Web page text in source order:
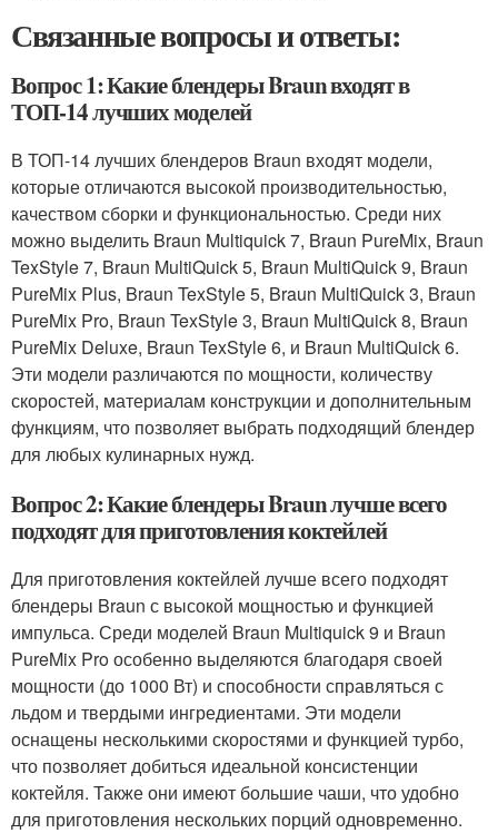
Связанные вопросы и ответы:
Вопрос 1: Какие блендеры Braun входят в
ТОП-14 лучших моделей
В ТОП-14 лучших блендеров Braun входят модели,
которые отличаются высокой производительностью,
качеством сборки и функциональностью. Среди них
можно выделить Braun Multiquick 7, Braun PureMix, Braun
TexStyle 7, Braun MultiQuick 5, Braun MultiQuick 9, Braun
PureMix Plus, Braun TexStyle 5, Braun MultiQuick 3, Braun
PureMix Pro, Braun TexStyle 3, Braun MultiQuick 8, Braun
PureMix Deluxe, Braun TexStyle 6, и Braun MultiQuick 6.
Эти модели различаются по мощности, количеству
скоростей, материалам конструкции и дополнительным
функциям, что позволяет выбрать подходящий блендер
для любых кулинарных нужд.
Вопрос 2: Какие блендеры Braun лучше всего
подходят для приготовления коктейлей
Для приготовления коктейлей лучше всего подходят
блендеры Braun с высокой мощностью и функцией
импульса. Среди моделей Braun Multiquick 9 и Braun
PureMix Pro особенно выделяются благодаря своей
мощности (до 1000 Вт) и способности справляться с
льдом и твердыми ингредиентами. Эти модели
оснащены несколькими скоростями и функцией турбо,
что позволяет добиться идеальной консистенции
коктейля. Также они имеют большие чаши, что удобно
для приготовления нескольких порций одновременно.